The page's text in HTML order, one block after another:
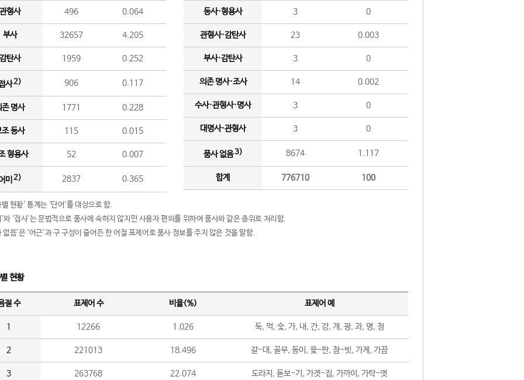
형사 496 0.064
부사 32657 4.205
탄사 1959 0.252
사2) 906 0.117
존 명사 1771 0.228
조 동사 115 0.015
형용사 52 0.007
미 2) 2837 0.365
동사·형용사 3 0
관형사·감탄사 23 0.003
부사·감탄사 3 0
의존 명사·조사 14 0.002
수사·관형사·명사 3 0
대명사·관형사 3 0
품사 없음3) 8674 1.117
합계 776710 100
현황' 통계는 '단어'를 대상으로 함.
와 ‘접사’는 문법적으로 품사에 속하지 않지만 사용자 편의를 위하여 품사와 같은 층위로 처리함.
없음’은 ‘어근’과 구 구성이 줄어든 한 어절 표제어로 품사 정보를 주지 않은 것을 말함.
현황
절 수 표제어 수 비율(%) 표제어 예
1 12266 1.026 둑, 먹, 숯, 가, 내, 간, 강, 개, 광, 과, 명, 청
2 221013 18.496 갈-대, 골무, 동이, 윷-판, 참-빗, 가게, 가끔
3 263768 22.074 도라지, 돋보-기, 가겟-집, 가까이, 가락-엿